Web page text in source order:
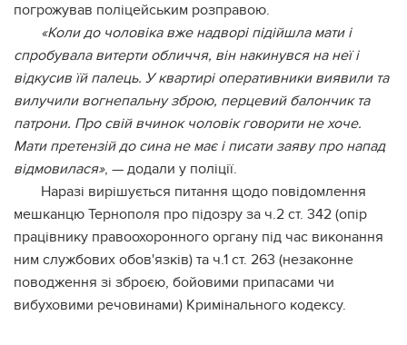
погрожував поліцейським розправою.
«Коли до чоловіка вже надворі підійшла мати і
спробувала витерти обличчя, він накинувся на неї і
відкусив їй палець. У квартирі оперативники виявили та
вилучили вогнепальну зброю, перцевий балончик та
патрони. Про свій вчинок чоловік говорити не хоче.
Мати претензій до сина не має і писати заяву про напад
відмовилася», — додали у поліції.
Наразі вирішується питання щодо повідомлення
мешканцю Тернополя про підозру за ч.2 ст. 342 (опір
працівнику правоохоронного органу під час виконання
ним службових обов'язків) та ч.1 ст. 263 (незаконне
поводження зі зброєю, бойовими припасами чи
вибуховими речовинами) Кримінального кодексу.